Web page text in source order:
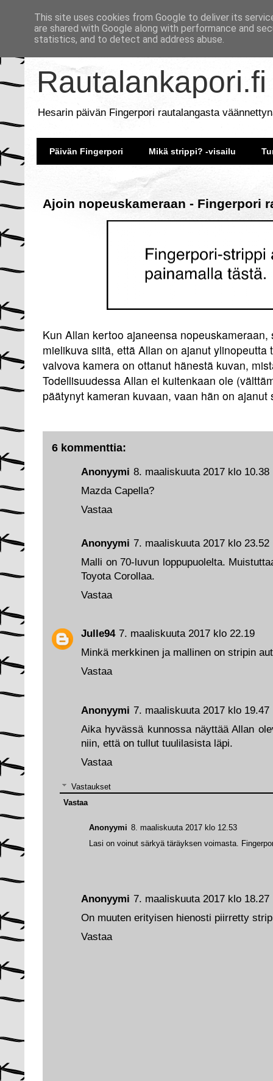
Rautalankapori.fi
Hesarin päivän Fingerpori rautalangasta
Päivän Fingerpori Mikä strippi? -visailu
Ajoin nopeuskameraan - Fingerpori
Kun Allan kertoo ajaneensa
mielikuva siitä, että Allan on ajanut ylinopeutta
valvova kamera on ottanut hänestä kuvan,
Todellisuudessa Allan ei kuitenkaan ole
päätynyt kameran kuvaan, vaan hän on
6 kommenttia:
Anonyymi 7. maaliskuuta 2017 klo 18.27
On muuten erityisen hienosti piirretty
Vastaa
Anonyymi 7. maaliskuuta 2017 klo 19.47
Aika hyvässä kunnossa näyttää Allan
niin, että on tullut tuulilasista läpi.
Vastaa
Vastaukset
Anonyymi 8. maaliskuuta 2017 klo 12.53
Lasi on voinut särkyä täräyksen voimasta.
Vastaa
Julle94 7. maaliskuuta 2017 klo 22.19
Minkä merkkinen ja mallinen on stripin
Vastaa
Anonyymi 7. maaliskuuta 2017 klo 23.52
Malli on 70-luvun loppupuolelta.
Toyota Corollaa.
Vastaa
Anonyymi 8. maaliskuuta 2017 klo 10.38
Mazda Capella?
Vastaa
This site uses cookies from Google to deliver its
are shared with Google along with performance and
statistics, and to detect and address abuse.